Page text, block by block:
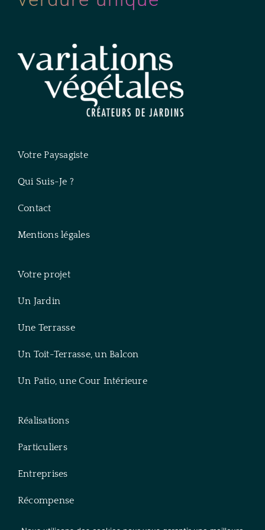
Votre Paysagiste
Qui Suis-Je ?
Contact
Mentions légales
Votre projet
Un Jardin
Une Terrasse
Un Toit-Terrasse, un Balcon
Un Patio, une Cour Intérieure
Réalisations
Particuliers
Entreprises
Récompense
Blog